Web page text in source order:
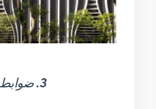
3. ضوابط شهرداری